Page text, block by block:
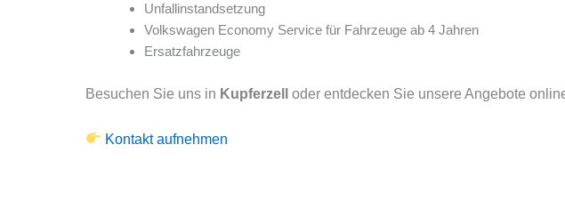
Unfallinstandsetzung
Volkswagen Economy Service für Fahrzeuge ab 4 Jahren
Ersatzfahrzeuge
Besuchen Sie uns in Kupferzell oder entdecken Sie unsere Angebote
Kontakt aufnehmen